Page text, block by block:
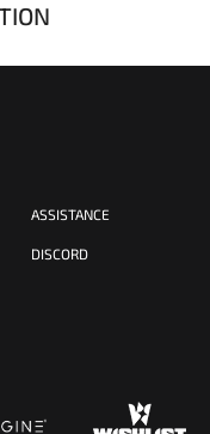
ASSISTANCE
DISCORD